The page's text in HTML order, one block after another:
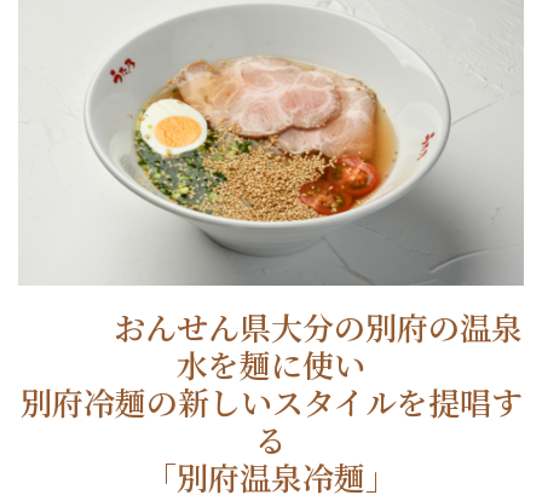
おんせん県大分の別府の温泉
水を麺に使い
別府冷麺の新しいスタイルを提唱す
る
「別府温泉冷麺」